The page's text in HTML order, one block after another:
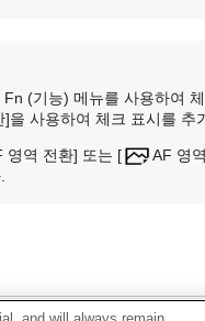
Fn (기능) 메뉴를 사용하여
]을 사용하여 체크 표시를 추
영역 전환] 또는 [ AF 영